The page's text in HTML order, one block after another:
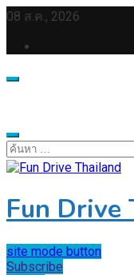
Skip
content
08 ส.ค., 2026
ค้นหา
สำหรับ:
Fun Drive
site mode button
Subscribe